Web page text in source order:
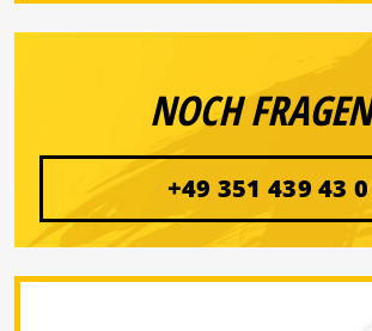
NOCH
+49 351 439 43 0